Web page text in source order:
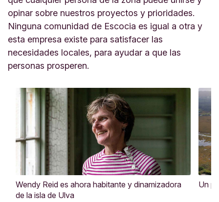
opinar sobre nuestros proyectos y prioridades.
Ninguna comunidad de Escocia es igual a otra y
esta empresa existe para satisfacer las
necesidades locales, para ayudar a que las
personas prosperen.
Wendy Reid es ahora habitante y dinamizadora
de la isla de Ulva
Un